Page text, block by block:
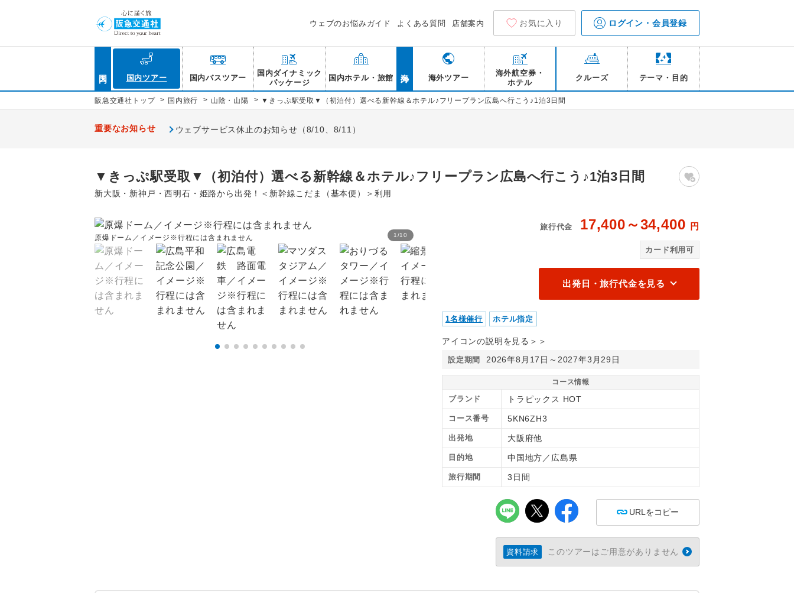
ウェブのお悩みガイド よくある質問 店舗案内 お気に入り ログイン・会員登録
国内ツアー 国内バスツアー
国内ダイナミック
パッケージ
国内ホテル・旅館 海外ツアー
海外航空券・
ホテル
クルーズ テーマ・目的
阪急交通社トップ > 国内旅行 > 山陰・山陽 > ▼きっぷ駅受取▼（初泊付）選べる新幹線＆ホテル♪フリープラン広島へ行こう♪1泊3日間
重要なお知らせ ウェブサービス休止のお知らせ（8/10、8/11）
▼きっぷ駅受取▼（初泊付）選べる新幹線＆ホテル♪フリープラン広島へ行こう♪1泊3日間
新大阪・新神戸・西明石・姫路から出発！＜新幹線こだま（基本便）＞利用
1 /10
原爆ドーム／イメージ※行程には含まれません
旅行代金 17,400～34,400 円
カード利用可
出発日・旅行代金を見る
1名様催行 ホテル指定
アイコンの説明を見る＞＞
設定期間 2026年8月17日～2027年3月29日
コース情報
ブランド トラピックス HOT
コース番号 5KN6ZH3
出発地 大阪府他
目的地 中国地方／広島県
旅行期間 3日間
URLをコピー
資料請求 このツアーはご用意がありません